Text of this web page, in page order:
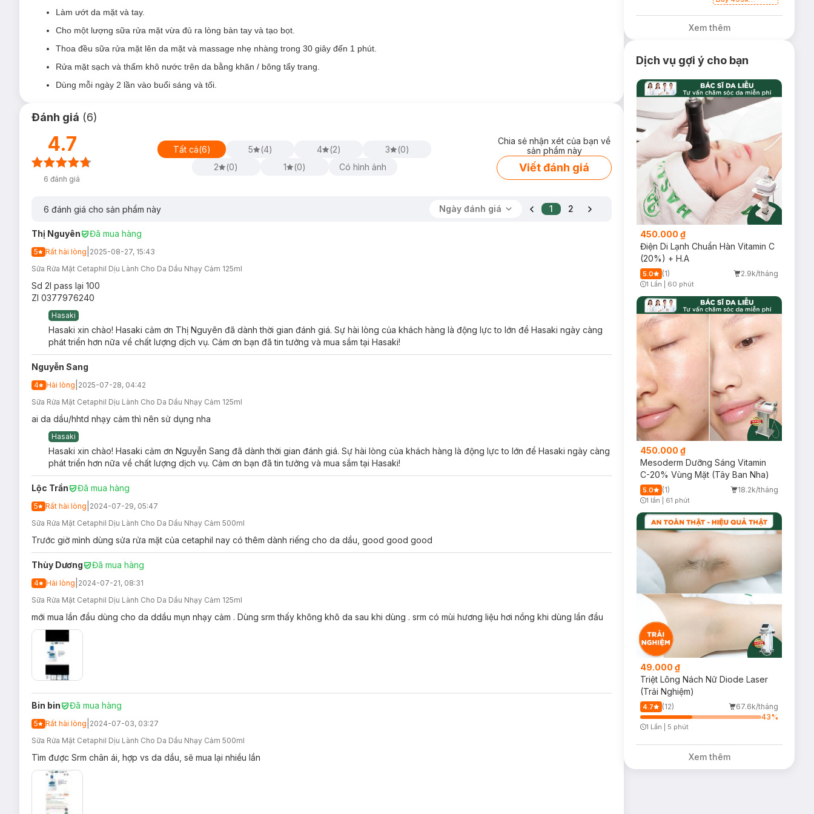
Bác sĩ da liễu đã thử nghiệm và chứng minh lâm sàng là dịu lành cho da nhạy cảm.
Không paraben
Không sulfate
Hướng dẫn bảo quản Sữa Rửa Mặt Cetaphil Oily Skin Cleanser:
Tránh ánh nắng trực tiếp, nơi có nhiệt độ cao hoặc ẩm ướt.
Đậy nắp kín sau khi sử dụng.
Ngày sản xuất:
Hạn sử dụng:
Làm ướt da mặt và tay.
Cho một lượng sữa rửa mặt vừa đủ ra lòng bàn tay và tạo bọt.
Thoa đều sữa rửa mặt lên da mặt và massage nhẹ nhàng trong 30 giây đến 1 phút.
Rửa mặt sạch và thấm khô nước trên da bằng khăn / bông tẩy trang.
Dùng mỗi ngày 2 lần vào buổi sáng và tối.
Đánh giá (6)
4.7
6 đánh giá
Tất cả(6) 5 (4) 4 (2) 3 (0)
2
(0) 1 (0) Có hình ảnh
Chia sẻ nhận xét của bạn về
sản phẩm này
Viết đánh giá
6 đánh giá cho sản phẩm này Ngày đánh giá 1 2
Thị Nguyên Đã mua hàng
5 Rất hài lòng 2025-08-27, 15:43
Sữa Rửa Mặt Cetaphil Dịu Lành Cho Da Dầu Nhạy Cảm 125ml
Sd 2l pass lại 100
Zl 0377976240
Hasaki
Hasaki xin chào! Hasaki cảm ơn Thị Nguyên đã dành thời gian đánh giá. Sự hài lòng của khách hàng là động lực to lớn để Hasaki ngày càng
phát triển hơn nữa về chất lượng dịch vụ. Cảm ơn bạn đã tin tưởng và mua sắm tại Hasaki!
Nguyễn Sang
4 Hài lòng 2025-07-28, 04:42
Sữa Rửa Mặt Cetaphil Dịu Lành Cho Da Dầu Nhạy Cảm 125ml
ai da dầu/hhtd nhạy cảm thì nên sử dụng nha
Hasaki
Hasaki xin chào! Hasaki cảm ơn Nguyễn Sang đã dành thời gian đánh giá. Sự hài lòng của khách hàng là động lực to lớn để Hasaki ngày càng
phát triển hơn nữa về chất lượng dịch vụ. Cảm ơn bạn đã tin tưởng và mua sắm tại Hasaki!
Lộc Trần Đã mua hàng
5 Rất hài lòng 2024-07-29, 05:47
Sữa Rửa Mặt Cetaphil Dịu Lành Cho Da Dầu Nhạy Cảm 500ml
Trước giờ mình dùng sửa rửa mặt của cetaphil nay có thêm dành riếng cho da dầu, good good good
Thùy Dương Đã mua hàng
4 Hài lòng 2024-07-21, 08:31
Sữa Rửa Mặt Cetaphil Dịu Lành Cho Da Dầu Nhạy Cảm 125ml
mới mua lần đầu dùng cho da ddầu mụn nhạy cảm . Dùng srm thấy không khô da sau khi dùng . srm có mùi hương liệu hơi nồng khi dùng lần đầu
Bin bin Đã mua hàng
5 Rất hài lòng 2024-07-03, 03:27
Sữa Rửa Mặt Cetaphil Dịu Lành Cho Da Dầu Nhạy Cảm 500ml
Tìm được Srm chân ái, hợp vs da dầu, sẽ mua lại nhiều lần
Sữa Rửa Mặt
Xem thêm
Dịch vụ gợi ý cho bạn
450.000 ₫
Điện Di Lạnh Chuẩn Hàn Vitamin C
(20%) + H.A
5.0 (1) 2.9k/tháng
Timer Gray Icon
1 Lần 60 phút
450.000 ₫
Mesoderm Dưỡng Sáng Vitamin
C-20% Vùng Mặt (Tây Ban Nha)
5.0 (1) 18.2k/tháng
1 lần 61 phút
49.000 ₫
Triệt Lông Nách Nữ Diode Laser
(Trải Nghiệm)
4.7 (12)
67.6k/tháng
43%
1 Lần 5 phút
Xem thêm